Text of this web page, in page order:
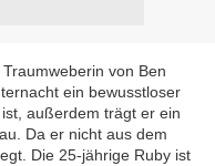
von Ben
ein bewusstloser
außerdem trägt er ein
Da er nicht aus dem
Die 25-jährige Ruby ist